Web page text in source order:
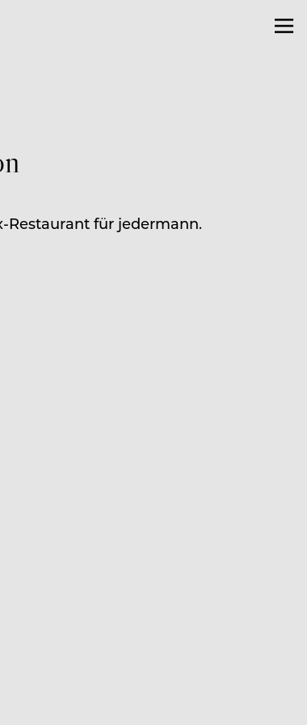
Restaurant für jedermann.